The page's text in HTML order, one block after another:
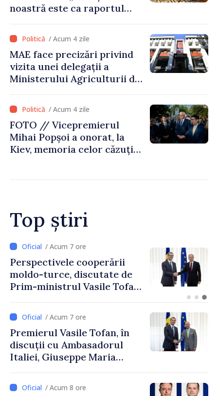
noastră este ca raportul
an să fie și mai bun”
/ Acum 4 zile
MAE face precizări privind
vizita unei delegații a
Ministerului Agriculturii din
/ Acum 4 zile
FOTO // Vicepremierul
Mihai Popșoi a onorat, la
Kiev, memoria celor căzuți
Top știri
/ Acum 4 ore
Forumul Diasporei //
Republica Moldova,
promovată în Elveția prin
exporturi
/ Acum 7 ore
Premierul Vasile Tofan, în
discuții cu Ambasadorul
Italiei, Giuseppe Maria
/ Acum 8 ore